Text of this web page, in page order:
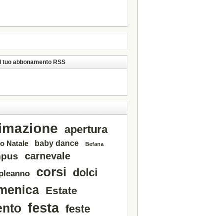
tuo abbonamento RSS
apertura
Natale baby dance Befana
carnevale
corsi dolci
Estate
festa feste